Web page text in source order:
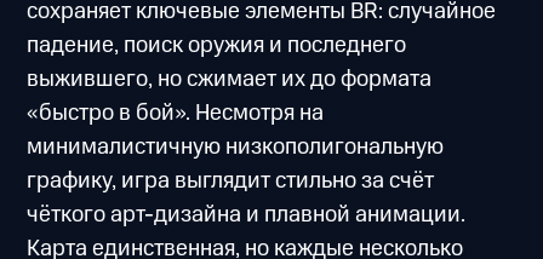
сохраняет ключевые элементы BR: случайное
падение, поиск оружия и последнего
выжившего, но сжимает их до формата
«быстро в бой». Несмотря на
минималистичную низкополигональную
графику, игра выглядит стильно за счёт
чёткого арт-дизайна и плавной анимации.
Карта единственная, но каждые несколько